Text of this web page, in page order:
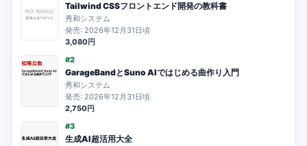
Tailwind CSSフロントエンド開発の教科書
秀和システム
発売: 2026年12月31日頃
3,080円
#2
GarageBandとSuno AIではじめる曲作り入門
秀和システム
発売: 2026年12月31日頃
2,750円
#3
生成AI超活用大全